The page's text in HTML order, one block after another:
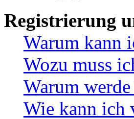
Registrierung
Warum kann
Wozu muss
Warum
Wie kann ich